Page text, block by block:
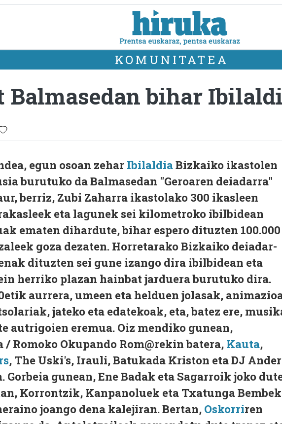
KOMUNITATEA
Balmasedan bihar
egun osoan zehar IbilaldiaBizkaiko ikastolen
burutuko da Balmasedan "Geroaren deiadarra"
berriz, Zubi Zaharra ikastolako 300 ikasleen
eta lagunek sei kilometroko ibilbidean
ematen dihardute, bihar espero dituzten 100.000
goza dezaten. Horretarako Bizkaiko deiadar-
dituzten sei gune izango dira ibilbidean eta
herriko plazan hainbat jarduera burutuko dira.
aurrera, umeen eta helduen jolasak,
jateko eta edatekoak, eta, batez ere,
autrigoien eremua. Oiz mendiko gunean,
Romoko Okupando Rom@rekin batera, Kauta,
, The Uski's, Irauli, Batukada Kriston eta DJ Ander
gunean, Ene Badak eta Sagarroik joko
Korrontzik, Kanpanoluek eta Txatunga
joango dena kalejiran. Bertan, Oskorriren